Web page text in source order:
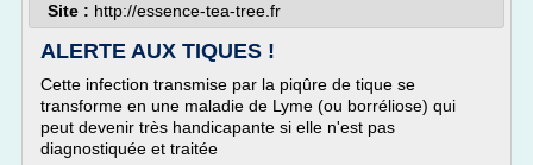
Site : http://essence-tea-tree.fr
ALERTE AUX TIQUES !
Cette infection transmise par la piqûre de tique se
transforme en une maladie de Lyme (ou borréliose) qui
peut devenir très handicapante si elle n'est pas
diagnostiquée et traitée